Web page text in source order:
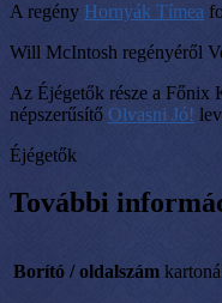
A regény Hornyák Tímea
Will McIntosh regényéről
Az Éjégetők része a Főnix
népszerűsítő Olvasni Jó!
Éjégetők
További
Borító / oldalszám